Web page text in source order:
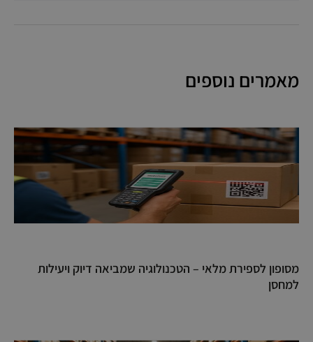
מאמרים נוספים
מסופון לספירת מלאי – הטכנולוגיה שמביאה דיוק ויעילות
למחסן